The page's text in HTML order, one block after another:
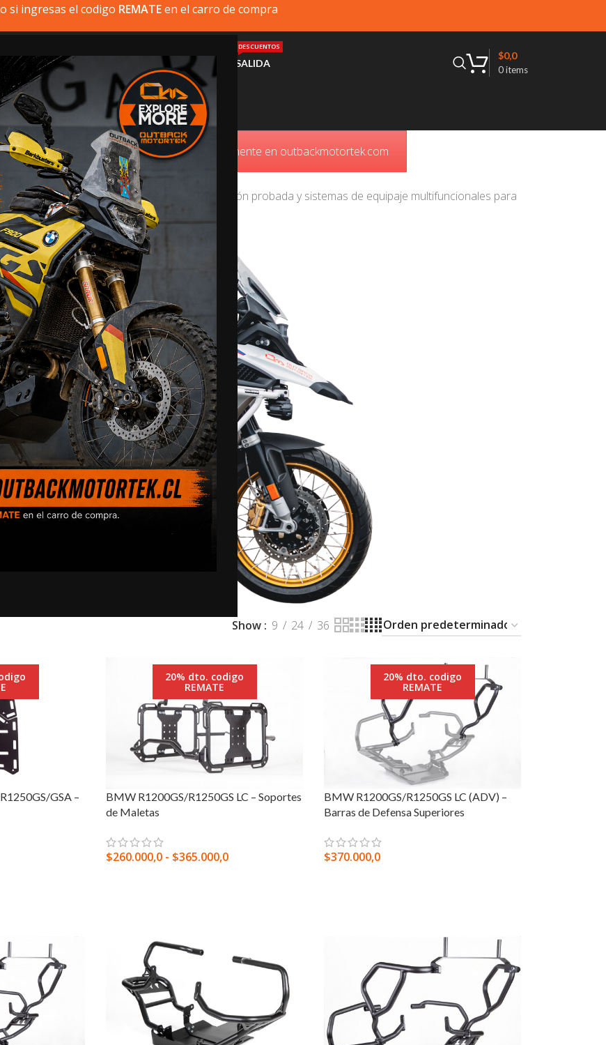
si ingresas el codigo REMATEen el carro de compra
MI MOTOPRODUCTOS INSTALACIÓN SALIDA
DESCUENTOS
0items
$0,0
BMW R1250GS
no está disponible, puede comprarlo directamente en outbackmotortek.com
Por ello, Outback Motortek ofrece protección probada y sistemas de equipaje multifuncionales para
Show 9 24 36
GSA –
20% dto. codigo
REMATE
BMW R1200GS/R1250GS LC – Soportes
de Maletas
$260.000,0 - $365.000,0
20% dto. codigo
REMATE
BMW R1200GS/R1250GS LC (ADV) –
Barras de Defensa Superiores
$370.000,0